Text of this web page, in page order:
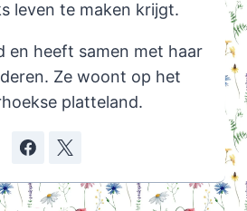
leven te maken krijgt.
en heeft samen met haar
Ze woont op het
platteland.